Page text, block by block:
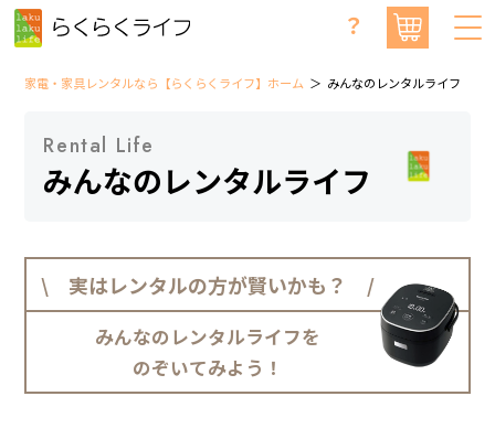
？
家電・家具レンタルなら【らくらくライフ】ホーム みんなのレンタルライフ
Rental Life
みんなのレンタルライフ
\ 実はレンタルの方が賢いかも？ /
みんなのレンタルライフを
のぞいてみよう！